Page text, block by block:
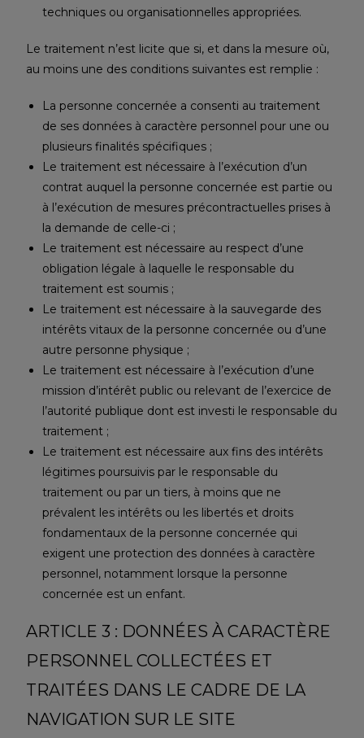
techniques ou organisationnelles appropriées.
Le traitement n’est licite que si, et dans la mesure où,
au moins une des conditions suivantes est remplie :
La personne concernée a consenti au traitement
de ses données à caractère personnel pour une ou
plusieurs finalités spécifiques ;
Le traitement est nécessaire à l’exécution d’un
contrat auquel la personne concernée est partie ou
à l’exécution de mesures précontractuelles prises à
la demande de celle-ci ;
Le traitement est nécessaire au respect d’une
obligation légale à laquelle le responsable du
traitement est soumis ;
Le traitement est nécessaire à la sauvegarde des
intérêts vitaux de la personne concernée ou d’une
autre personne physique ;
Le traitement est nécessaire à l’exécution d’une
mission d’intérêt public ou relevant de l’exercice de
l’autorité publique dont est investi le responsable du
traitement ;
Le traitement est nécessaire aux fins des intérêts
légitimes poursuivis par le responsable du
traitement ou par un tiers, à moins que ne
prévalent les intérêts ou les libertés et droits
fondamentaux de la personne concernée qui
exigent une protection des données à caractère
personnel, notamment lorsque la personne
concernée est un enfant.
ARTICLE 3 : DONNÉES À CARACTÈRE
PERSONNEL COLLECTÉES ET
TRAITÉES DANS LE CADRE DE LA
NAVIGATION SUR LE SITE